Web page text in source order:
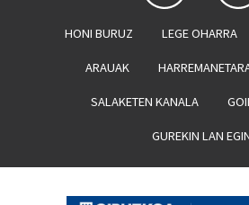
HONI BURUZ LEGE OHARRA
ARAUAK
SALAKETEN KANALA
GUREKIN LAN